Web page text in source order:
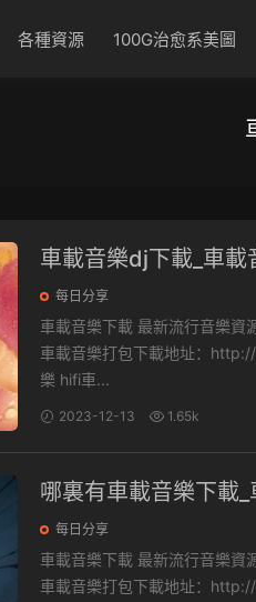
各種資源 100G治愈系美圖
車載音樂dj下載_車
每日分享
車載音樂下載 最新流行音樂資源包，收錄萬首經典流行歌曲，一鍵保存下載，非常方便。
車載音樂打包下載地址：http://
樂 hifi車...
2023-12-13 1.65k
哪裏有車載音樂下載
每日分享
車載音樂下載 最新流行音樂資源包，收錄萬首經典流行歌曲，一鍵保存下載，非常方便。
車載音樂打包下載地址：http://